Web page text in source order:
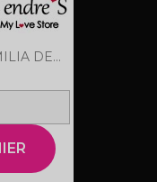
DE...